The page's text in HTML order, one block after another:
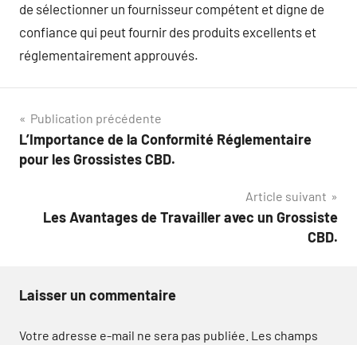
de sélectionner un fournisseur compétent et digne de
confiance qui peut fournir des produits excellents et
réglementairement approuvés.
Navigation
de
Publication précédente
L’Importance de la Conformité Réglementaire
pour les Grossistes CBD.
Article suivant
Les Avantages de Travailler avec un Grossiste
CBD.
Laisser un commentaire
Votre adresse e-mail ne sera pas publiée. Les champs